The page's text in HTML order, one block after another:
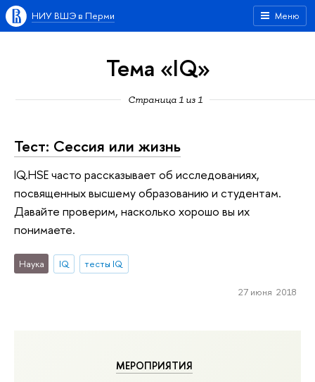
Меню
НИУ ВШЭ в Перми
Тема «IQ»
Страница 1 из 1
МЕРОПРИЯТИЯ
Тест: Сессия или жизнь
IQ.HSE часто рассказывает об исследованиях,
посвященных высшему образованию и студентам.
Давайте проверим, насколько хорошо вы их
понимаете.
Наука IQ тесты IQ
27 июня 2018